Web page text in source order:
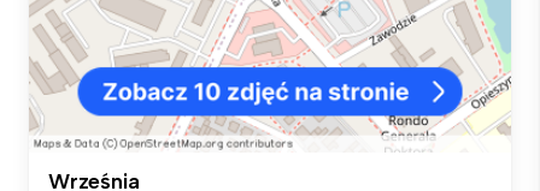
Września